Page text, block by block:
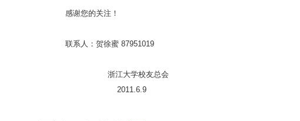
感谢您的关注！
联系人：贺徐蜜 87951019
浙江大学校友总会
2011.6.9